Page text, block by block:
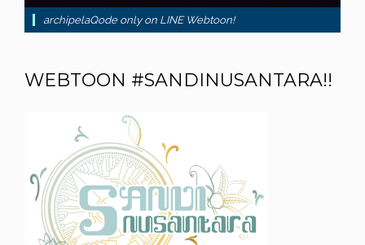
archipelaQode only on LINE Webtoon!
WEBTOON #SANDINUSANTARA!!